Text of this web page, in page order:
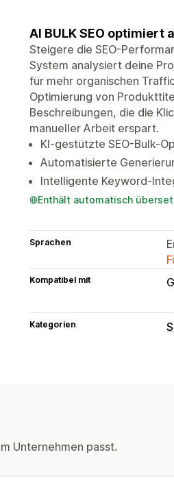
AI BULK SEO
Steigere die SEO-
System analysiert deine
für mehr organischen
Optimierung von
Beschreibungen, die die
manueller Arbeit erspart.
KI-gestützte SEO-Bulk-
Automatisierte
Intelligente Keyword-
Enthält automatisch
Sprachen
Kompatibel mit
Kategorien
Unternehmen passt.